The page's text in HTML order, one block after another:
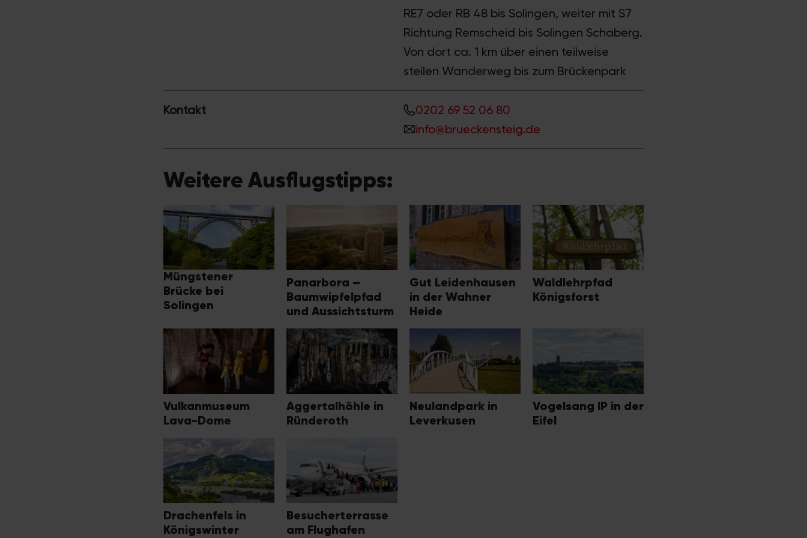
RE7 oder RB 48 bis Solingen, weiter mit S7
Richtung Remscheid bis Solingen Schaberg.
Von dort ca. 1 km über einen teilweise
steilen Wanderweg bis zum Brückenpark
Kontakt
0202 69 52 06 80
info@brueckensteig.de
Weitere Ausflugstipps:
Müngstener
Brücke bei
Solingen
Panarbora –
Baumwipfelpfad
und Aussichtsturm
Gut Leidenhausen
in der Wahner
Heide
Waldlehrpfad
Königsforst
Vulkanmuseum
Lava-Dome
Aggertalhöhle in
Ründeroth
Neulandpark in
Leverkusen
Vogelsang IP in der
Eifel
Drachenfels in
Königswinter
Besucherterrasse
am Flughafen